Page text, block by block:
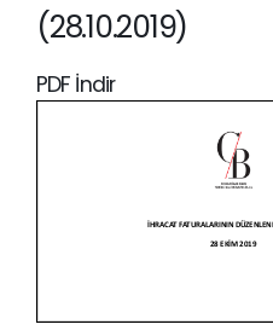
(28.10.2019)
PDF İndir